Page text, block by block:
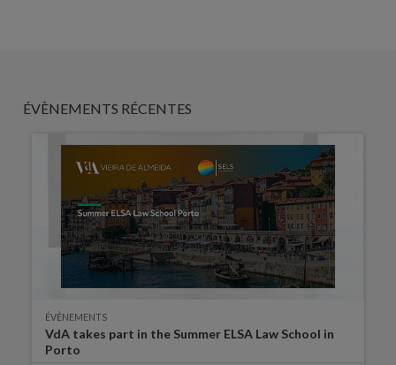
ÉVÈNEMENTS RÉCENTES
ÉVÈNEMENTS
VdA takes part in the Summer ELSA Law School in
Porto